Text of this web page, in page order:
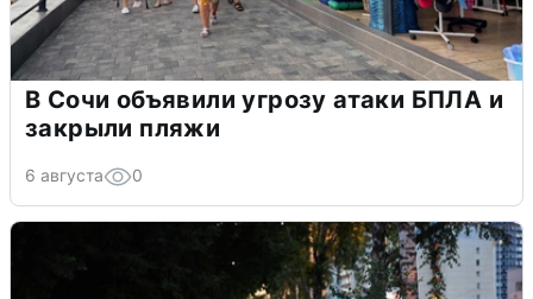
В Сочи объявили угрозу атаки БПЛА и
закрыли пляжи
6 августа 0